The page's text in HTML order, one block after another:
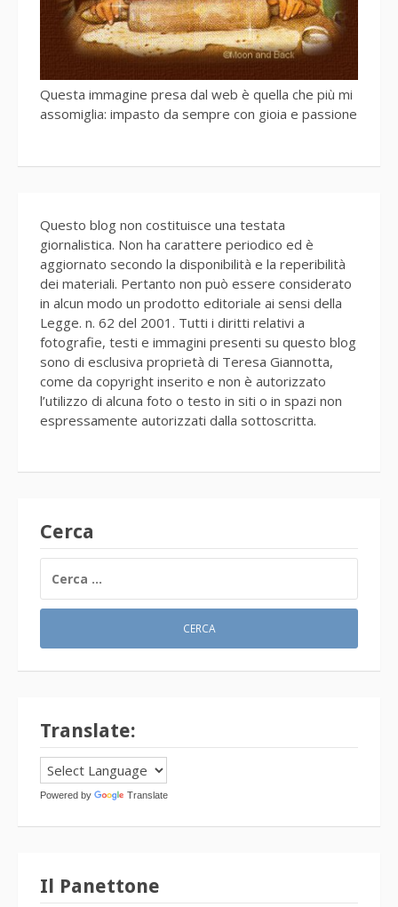
Questa immagine presa dal web è quella che più mi
assomiglia: impasto da sempre con gioia e passione
Questo blog non costituisce una testata
giornalistica. Non ha carattere periodico ed è
aggiornato secondo la disponibilità e la reperibilità
dei materiali. Pertanto non può essere considerato
in alcun modo un prodotto editoriale ai sensi della
Legge. n. 62 del 2001. Tutti i diritti relativi a
fotografie, testi e immagini presenti su questo blog
sono di esclusiva proprietà di Teresa Giannotta,
come da copyright inserito e non è autorizzato
l’utilizzo di alcuna foto o testo in siti o in spazi non
espressamente autorizzati dalla sottoscritta.
Cerca
PER:
Translate:
Powered by Translate
Il Panettone